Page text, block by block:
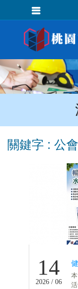
關鍵字 : 公
14
2026 / 06